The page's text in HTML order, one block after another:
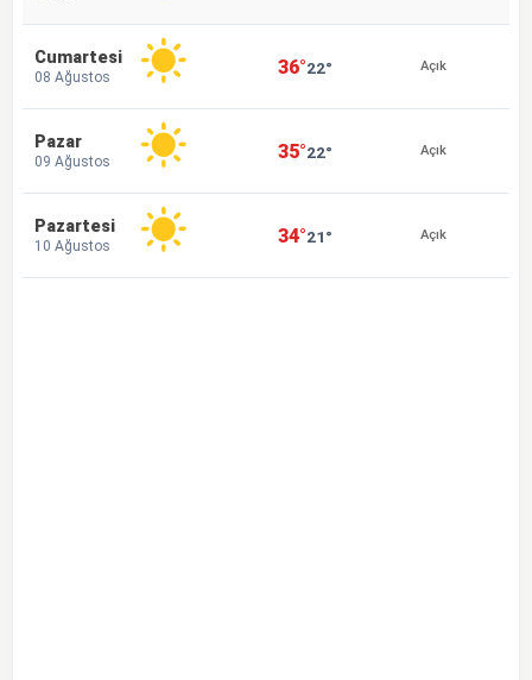
Cumartesi
08 Ağustos 36°22° Açık
Pazar
09 Ağustos 35°22° Açık
Pazartesi
10 Ağustos 34°21° Açık